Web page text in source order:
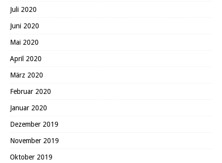
Juli 2020
Juni 2020
Mai 2020
April 2020
März 2020
Februar 2020
Januar 2020
Dezember 2019
November 2019
Oktober 2019